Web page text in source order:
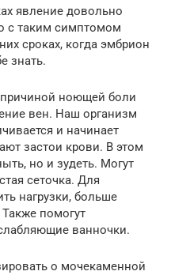
явление довольно
с таким симптомом
сроках, когда эмбрион
знать.
ноющей боли
вен. Наш организм
и начинает
застои крови. В этом
но и зудеть. Могут
сеточка. Для
нагрузки, больше
помогут
ванночки.
о мочекаменной